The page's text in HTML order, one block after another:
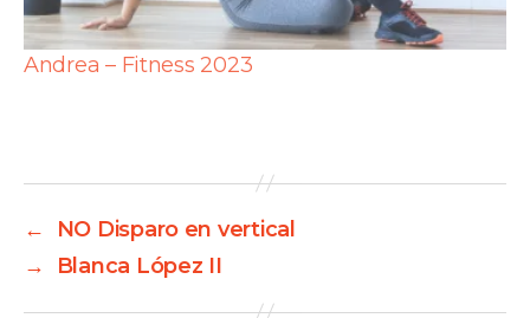
Andrea – Fitness 2023
←
NO Disparo en vertical
→
Blanca López II